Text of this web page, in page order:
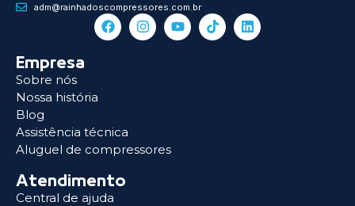
adm@rainhadoscompressores.com.br
Empresa
Sobre nós
Nossa história
Blog
Assistência técnica
Aluguel de compressores
Atendimento
Central de ajuda